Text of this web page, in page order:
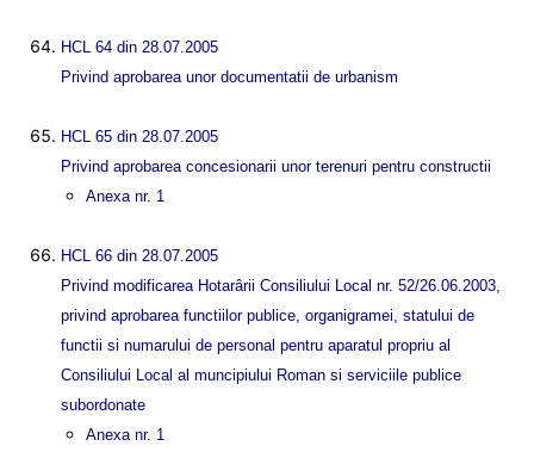
HCL 64 din 28.07.2005
Privind aprobarea unor documentatii de urbanism
HCL 65 din 28.07.2005
Privind aprobarea concesionarii unor terenuri pentru constructii
Anexa nr. 1
HCL 66 din 28.07.2005
Privind modificarea Hotarârii Consiliului Local nr. 52/26.06.2003,
privind aprobarea functiilor publice, organigramei, statului de
functii si numarului de personal pentru aparatul propriu al
Consiliului Local al muncipiului Roman si serviciile publice
subordonate
Anexa nr. 1